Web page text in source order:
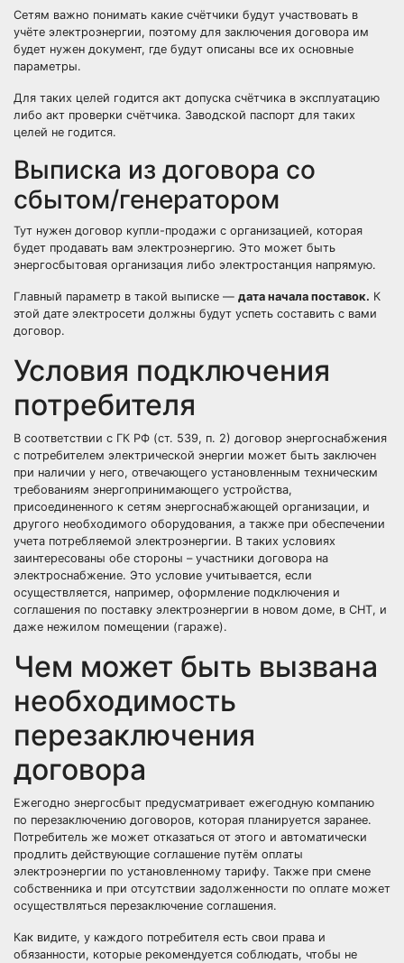
Сетям важно понимать какие счётчики будут участвовать в
учёте электроэнергии, поэтому для заключения договора им
будет нужен документ, где будут описаны все их основные
параметры.
Для таких целей годится акт допуска счётчика в эксплуатацию
либо акт проверки счётчика. Заводской паспорт для таких
целей не годится.
Выписка из договора со
сбытом/генератором
Тут нужен договор купли-продажи с организацией, которая
будет продавать вам электроэнергию. Это может быть
энергосбытовая организация либо электростанция напрямую.
Главный параметр в такой выписке — дата начала поставок. К
этой дате электросети должны будут успеть составить с вами
договор.
Условия подключения
потребителя
В соответствии с ГК РФ (ст. 539, п. 2) договор энергоснабжения
с потребителем электрической энергии может быть заключен
при наличии у него, отвечающего установленным техническим
требованиям энергопринимающего устройства,
присоединенного к сетям энергоснабжающей организации, и
другого необходимого оборудования, а также при обеспечении
учета потребляемой электроэнергии. В таких условиях
заинтересованы обе стороны – участники договора на
электроснабжение. Это условие учитывается, если
осуществляется, например, оформление подключения и
соглашения по поставку электроэнергии в новом доме, в СНТ, и
даже нежилом помещении (гараже).
Чем может быть вызвана
необходимость
перезаключения
договора
Ежегодно энергосбыт предусматривает ежегодную компанию
по перезаключению договоров, которая планируется заранее.
Потребитель же может отказаться от этого и автоматически
продлить действующие соглашение путём оплаты
электроэнергии по установленному тарифу. Также при смене
собственника и при отсутствии задолженности по оплате может
осуществляться перезаключение соглашения.
Как видите, у каждого потребителя есть свои права и
обязанности, которые рекомендуется соблюдать, чтобы не